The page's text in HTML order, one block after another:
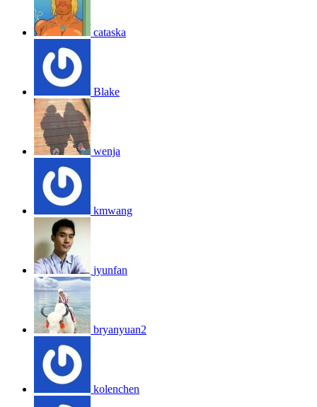
cataska
Blake
wenja
kmwang
jyunfan
bryanyuan2
kolenchen